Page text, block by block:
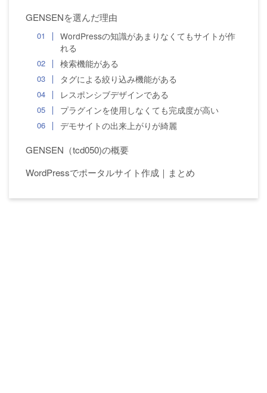
GENSENを選んだ理由
WordPressの知識があまりなくてもサイトが作
れる
検索機能がある
タグによる絞り込み機能がある
レスポンシブデザインである
プラグインを使用しなくても完成度が高い
デモサイトの出来上がりが綺麗
GENSEN（tcd050)の概要
WordPressでポータルサイト作成｜まとめ